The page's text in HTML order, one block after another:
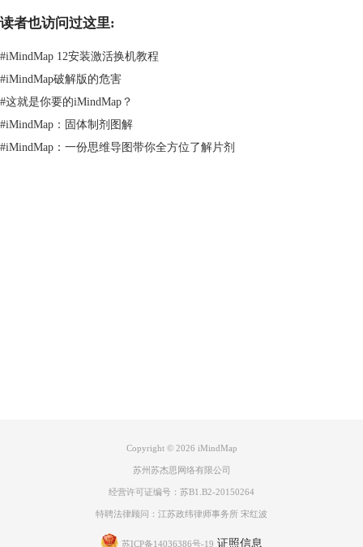
我们设置好后对新建的iMindMap色彩样式进行命名，最后点击保存。那
想要知道更多的iMindMap操作技巧可以点击
读者也访问过这里:
#iMindMap 12安装激活换机教程
#iMindMap破解版的危害
#这就是你要的iMindMap？
#iMindMap：固体制剂图解
#iMindMap：一份思维导图带你全方位了解片剂
Copyright © 2026 iMindMap
苏州苏杰思网络有限公司
经营许可证编号：苏B1.B2-20150264
特聘法律顾问：江苏政纬律师事务所 宋红波
苏ICP备14036386号-19 证照信息